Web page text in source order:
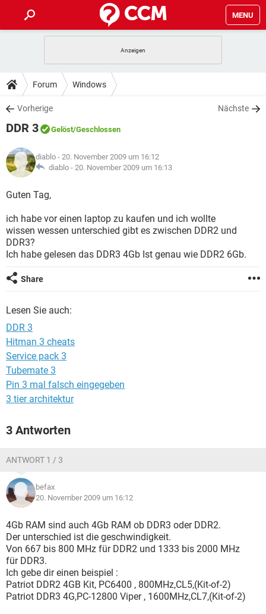
MENU
ANDROID
WINDOWS 10
WHATSAPP
FACEBOOK
TIPPS & TRICKS
SPIELE
WHATSAPP TIKTOK
FACEBOOK
DOWNLOADS
SPIELE
ANDROID
WINDOWS 10 INSTAGRAM
WHATSAPP
SPIELE STREAMING
ANDROID
WINDOWS 10
WHATSAPP TIKTOK
FACEBOOK
LEXIKON
SPIELE
WINDOWS 10 INSTAGRAM
WHATSAPP TIKTOK
FACEBOOK
Forum Windows
Vorherige Nächste
DDR 3 Gelöst/Geschlossen
diablo - 20. November 2009 um 16:12
diablo - 20. November 2009 um 16:13
Guten Tag,
ich habe vor einen laptop zu kaufen und ich wollte
wissen wessen unterschied gibt es zwischen DDR2 und
DDR3?
Ich habe gelesen das DDR3 4Gb Ist genau wie DDR2 6Gb.
Share
Lesen Sie auch:
DDR 3
Hitman 3 cheats
Service pack 3
Tubemate 3
Pin 3 mal falsch eingegeben
3 tier architektur
3 Antworten
ANTWORT 1 / 3
befax
20. November 2009 um 16:12
4Gb RAM sind auch 4Gb RAM ob DDR3 oder DDR2.
Der unterschied ist die geschwindigkeit.
Von 667 bis 800 MHz für DDR2 und 1333 bis 2000 MHz
für DDR3.
Ich gebe dir einen beispiel :
Patriot DDR2 4GB Kit, PC6400 , 800MHz,CL5,(Kit-of-2)
Patriot DDR3 4G,PC-12800 Viper , 1600MHz,CL7,(Kit-of-2)